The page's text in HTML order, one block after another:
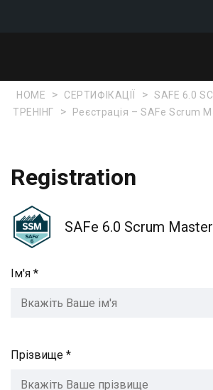
HOME > СЕРТИФІКАЦІЇ > SAFE 6.0
ТРЕНІНГ
> Реєстрація – SAFe Scrum
Registration
SAFe 6.0 Scrum
Ім'я *
Прізвище *